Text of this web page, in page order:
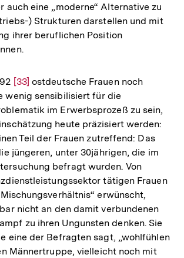
auch eine „moderne“ Alternative zu
) Strukturen darstellen und mit
ihrer beruflichen Position
Zur
Auflösung
der
Fußnote
[33] ostdeutsche Frauen noch
wenig sensibilisiert für die
im Erwerbsprozeß zu sein,
heute präzisiert werden:
Teil der Frauen zutreffend: Das
jüngeren, unter 30jährigen, die im
befragt wurden. Von
tätigen Frauen
erwünscht,
nicht an den damit verbundenen
zu ihren Ungunsten denken. Sie
eine der Befragten sagt, „wohlfühlen
Männertruppe, vielleicht noch mitZum